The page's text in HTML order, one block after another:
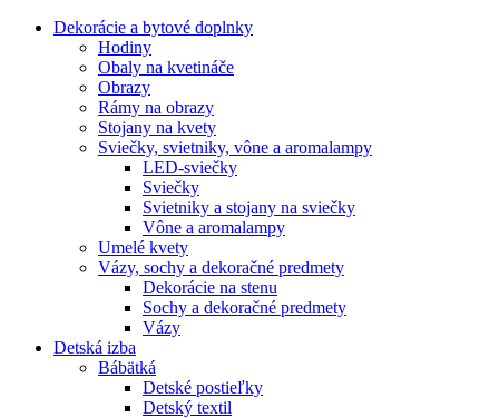
Dekorácie a bytové doplnky
Hodiny
Obaly na kvetináče
Obrazy
Rámy na obrazy
Stojany na kvety
Sviečky, svietniky, vône a aromalampy
LED-sviečky
Sviečky
Svietniky a stojany na sviečky
Vône a aromalampy
Umelé kvety
Vázy, sochy a dekoračné predmety
Dekorácie na stenu
Sochy a dekoračné predmety
Vázy
Detská izba
Bábätká
Detské postieľky
Detský textil